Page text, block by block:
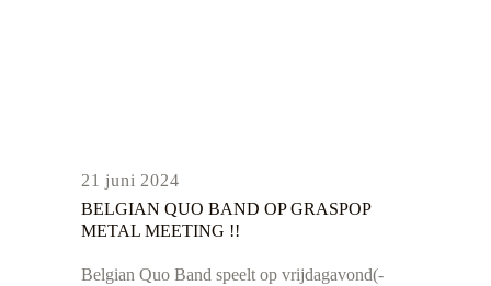
21 juni 2024
BELGIAN QUO BAND OP GRASPOP
METAL MEETING !!
Belgian Quo Band speelt op vrijdagavond(-